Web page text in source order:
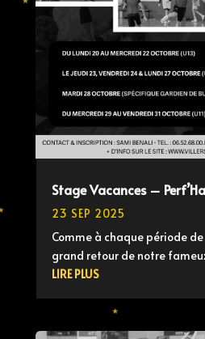
Stage Vacances –
23 SEP 2025
Comme à chaque période de
grand retour de notre
LIRE PLUS